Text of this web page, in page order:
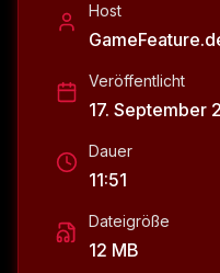
Host
Veröffentlicht
17. September
Dauer
11:51
Dateigröße
12 MB